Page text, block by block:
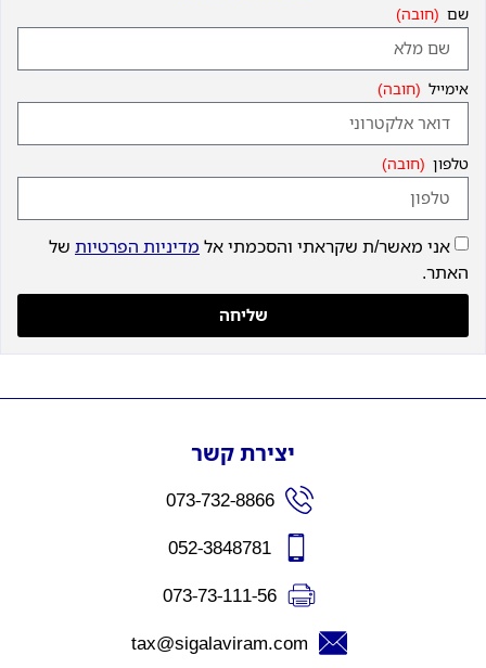
שם
אימייל
טלפון
אני מאשר/ת שקראתי והסכמתי אל מדיניות הפרטיות של
האתר.
שליחה
יצירת קשר
073-732-8866
052-3848781
073-73-111-56
tax@sigalaviram.com